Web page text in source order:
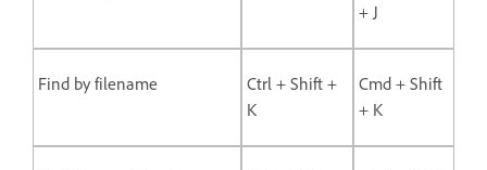
+ J
Find by filename
Ctrl + Shift +
K
Cmd + Shift
+ K